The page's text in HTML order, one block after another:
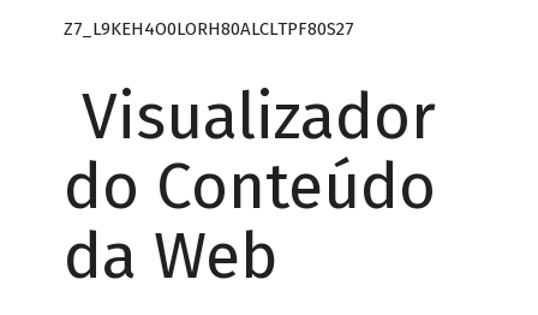
Z7_L9KEH4O0LORH80ALCLTPF80S27
Visualizador
do Conteúdo
da Web